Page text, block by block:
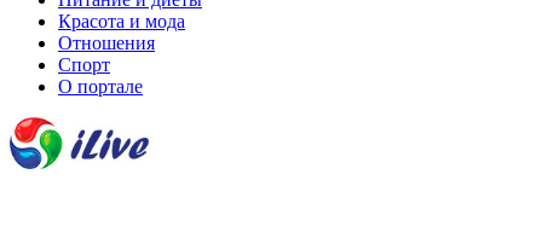
Красота и мода
Отношения
Спорт
О портале